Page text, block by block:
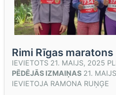
Rimi Rīgas maratons
IEVIETOTS 21. MAIJS, 2025
PĒDĒJĀS IZMAIŅAS 21.
IEVIETOJA RAMONA RUŅĢE